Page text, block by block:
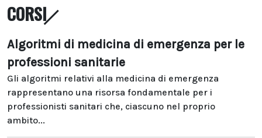
CORSI
Algoritmi di medicina di emergenza per le
professioni sanitarie
Gli algoritmi relativi alla medicina di emergenza
rappresentano una risorsa fondamentale per i
professionisti sanitari che, ciascuno nel proprio
ambito...